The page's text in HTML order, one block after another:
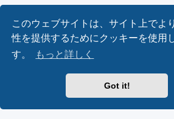
このウェブサイトは、サイト上でよ
性を提供するためにクッキーを使用
す。
もっと詳しく
Got it!